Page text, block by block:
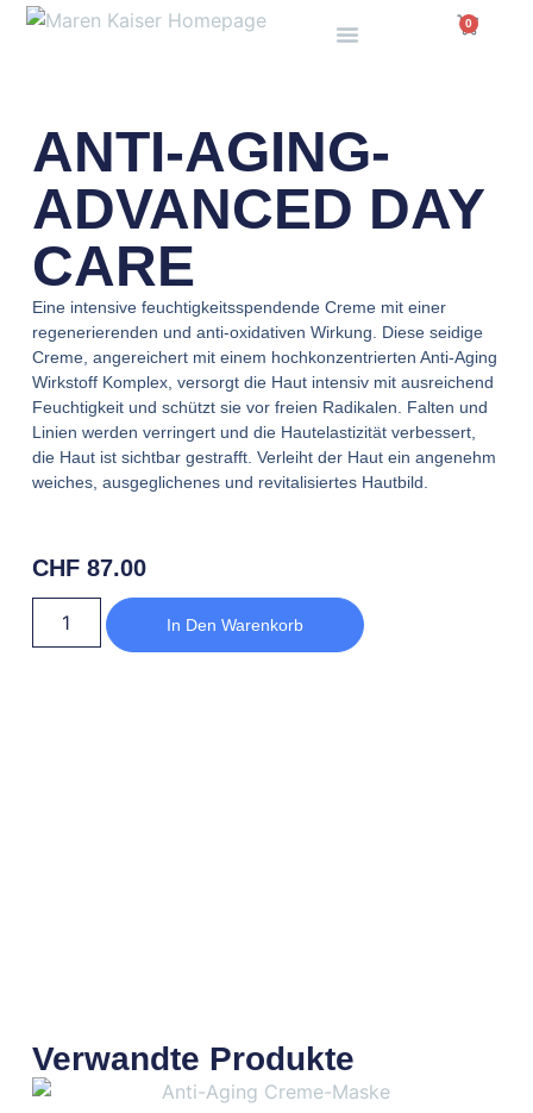
0
ANTI-AGING-
ADVANCED DAY
CARE
Eine intensive feuchtigkeitsspendende Creme mit einer
regenerierenden und anti-oxidativen Wirkung. Diese seidige
Creme, angereichert mit einem hochkonzentrierten Anti-Aging
Wirkstoff Komplex, versorgt die Haut intensiv mit ausreichend
Feuchtigkeit und schützt sie vor freien Radikalen. Falten und
Linien werden verringert und die Hautelastizität verbessert,
die Haut ist sichtbar gestrafft. Verleiht der Haut ein angenehm
weiches, ausgeglichenes und revitalisiertes Hautbild.
CHF87.00
In Den Warenkorb
Verwandte Produkte